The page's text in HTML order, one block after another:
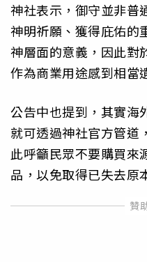
神社表示，御守並非普
神明祈願、獲得庇佑的
神層面的意義，因此對
作為商業用途感到相當
公告中也提到，其實海
就可透過神社官方管道
此呼籲民眾不要購買來
品，以免取得已失去原